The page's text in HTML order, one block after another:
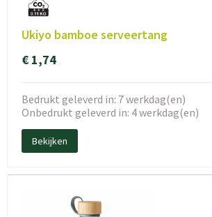
Ukiyo bamboe serveertang
€ 1,74
Bedrukt geleverd in: 7 werkdag(en)
Onbedrukt geleverd in: 4 werkdag(en)
Bekijken